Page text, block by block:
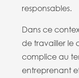
responsables.
Dans ce
de travailler le
complice au
entreprenant